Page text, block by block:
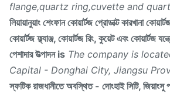
flange,quartz ring,cuvette and
লিয়ায়ানুয়াং শেংফান কোয়ার্টজ প্রোডাক্ট কারখানা
কোয়ার্টজ ফ্ল্যাঞ্জ, কোয়ার্টজ রিং, কুয়েট এবং কোয়ার্টজ
পেশাদার উত্পাদন is The company is
Capital - Donghai City, Jiangsu
স্ফটিক রাজধানীতে অবস্থিত - দোংহাই সিটি, জিয়াংসু